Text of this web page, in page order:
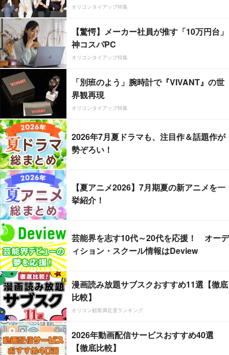
オリコンタイアップ特集
【驚愕】メーカー社員が推す「10万円台」
神コスパPC
オリコンタイアップ特集
「別班のよう」腕時計で『VIVANT』の世
界観再現
オリコンタイアップ特集
2026年7月夏ドラマも、注目作＆話題作が
勢ぞろい！
【夏アニメ2026】7月期夏の新アニメを一
挙紹介！
芸能界を志す10代～20代を応援！ オーデ
ィション・スクール情報はDeview
漫画読み放題サブスクおすすめ11選【徹底
比較】
オリコン顧客満足度ランキング
2026年動画配信サービスおすすめ40選
【徹底比較】